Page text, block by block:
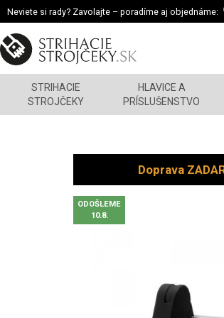
Neviete si rady? Zavolajte – poradíme aj objednáme:
STRIHACIE
STROJČEKY
HLAVICE A
PRÍSLUŠENSTVO
Doprava
ODOŠLEME
10.8.